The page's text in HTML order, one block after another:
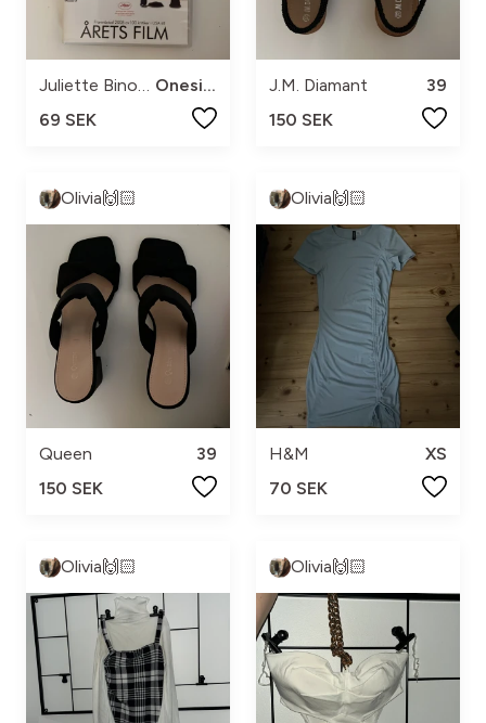
Juliette Binoche
Onesize
69 SEK
J.M. Diamant
39
150 SEK
Olivia🙌🏻
Queen
39
150 SEK
Olivia🙌🏻
H&M
XS
70 SEK
Olivia🙌🏻 Olivia🙌🏻